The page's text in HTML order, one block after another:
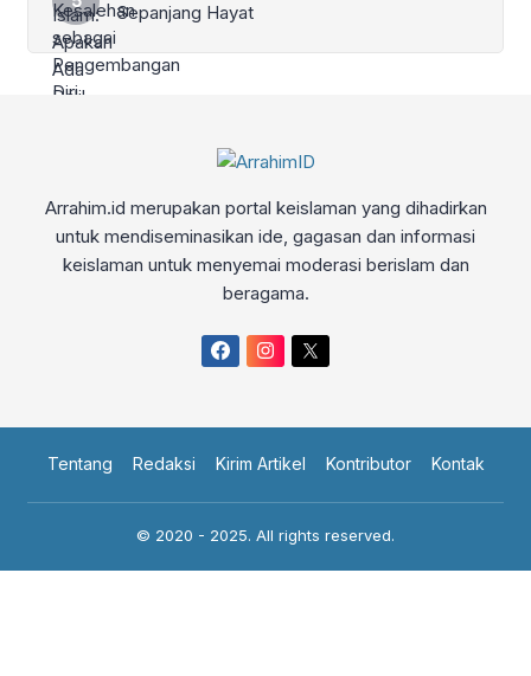
Sepanjang Hayat
Arrahim.id merupakan portal keislaman yang dihadirkan
untuk mendiseminasikan ide, gagasan dan informasi
keislaman untuk menyemai moderasi berislam dan
beragama.
Tentang Redaksi Kirim Artikel Kontributor Kontak
© 2020 - 2025. All rights reserved.